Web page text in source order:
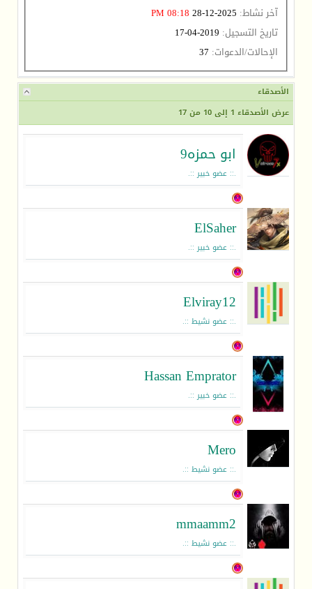
آخر نشاط:
08:18 PM
تاريخ التسجيل:
الإحالات/الدعوات:
الأصدقاء
عرض الأصدقاء 1 إلى 10 من 17
ابو حمزه9
.:: عضو خبير ::.
ElSaher
.:: عضو خبير ::.
Elviray12
.:: عضو نشيط ::.
Hassan Emprator
.:: عضو خبير ::.
Mero
.:: عضو نشيط ::.
mmaamm2
.:: عضو نشيط ::.